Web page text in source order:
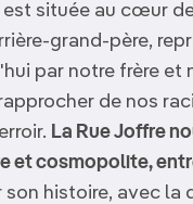
est située au cœur
grand-père,
par notre frère
de nos
La Rue Joffre
et cosmopolite,
histoire, avec la